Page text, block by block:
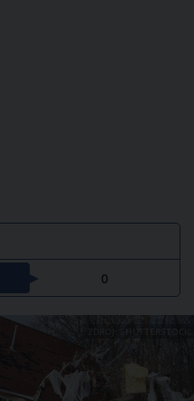
0
ZDROJ: SHUTTERSTOCK